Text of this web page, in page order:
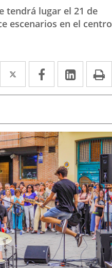
tendrá lugar el 21 de
escenarios en el centro
Twitter
Enlace
a
aplicación
externa.
Facebook
Enlace
a
aplicación
externa.
Enlace
a